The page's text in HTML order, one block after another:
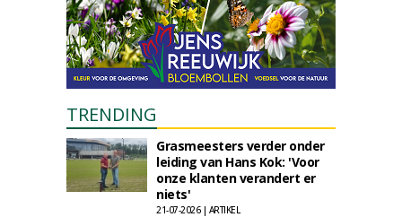
TRENDING
Grasmeesters verder onder
leiding van Hans Kok: 'Voor
onze klanten verandert er
niets'
21-07-2026 | ARTIKEL